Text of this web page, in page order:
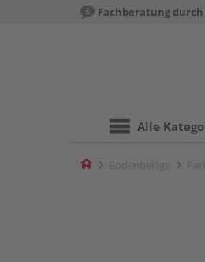
Fachberatung
Alle
Home